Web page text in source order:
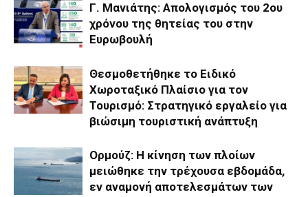
Γ. Μανιάτης: Aπολογισμός του 2ου
χρόνου της θητείας του στην
Ευρωβουλή
Θεσμοθετήθηκε το Ειδικό
Χωροταξικό Πλαίσιο για τον
Τουρισμό: Στρατηγικό εργαλείο για
βιώσιμη τουριστική ανάπτυξη
Ορμούζ: Η κίνηση των πλοίων
μειώθηκε την τρέχουσα εβδομάδα,
εν αναμονή αποτελεσμάτων των